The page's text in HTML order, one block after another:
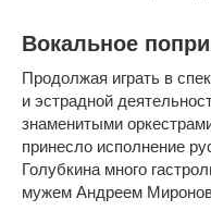
Вокальное
Продолжая играть в
и эстрадной
знаменитыми
принесло исполнение
Голубкина много
мужем Андреем